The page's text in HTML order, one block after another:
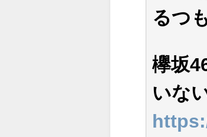
るつ
欅坂
いな